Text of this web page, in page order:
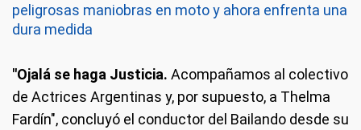
peligrosas maniobras en moto y ahora enfrenta una
dura medida
"Ojalá se haga Justicia. Acompañamos al colectivo
de Actrices Argentinas y, por supuesto, a Thelma
Fardín", concluyó el conductor del Bailando desde su